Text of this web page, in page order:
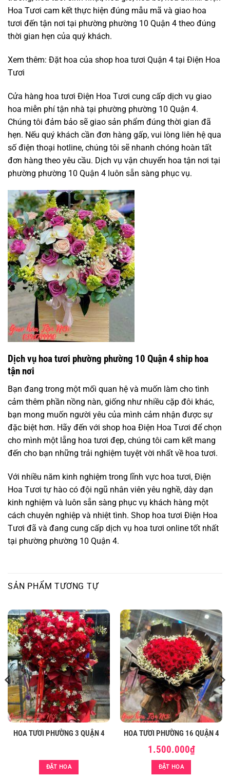
Hoa Tươi cam kết thực hiện đúng mẫu mã và giao hoa
tươi đến tận nơi tại phường phường 10 Quận 4 theo đúng
thời gian hẹn của quý khách.
Xem thêm: Đặt hoa của shop hoa tươi Quận 4 tại Điện Hoa
Tươi
Cửa hàng hoa tươi Điện Hoa Tươi cung cấp dịch vụ giao
hoa miễn phí tận nhà tại phường phường 10 Quận 4.
Chúng tôi đảm bảo sẽ giao sản phẩm đúng thời gian đã
hẹn. Nếu quý khách cần đơn hàng gấp, vui lòng liên hệ qua
số điện thoại hotline, chúng tôi sẽ nhanh chóng hoàn tất
đơn hàng theo yêu cầu. Dịch vụ vận chuyển hoa tận nơi tại
phường phường 10 Quận 4 luôn sẵn sàng phục vụ.
Dịch vụ hoa tươi phường phường 10 Quận 4 ship hoa
tận nơi
Bạn đang trong một mối quan hệ và muốn làm cho tình
cảm thêm phần nồng nàn, giống như nhiều cặp đôi khác,
bạn mong muốn người yêu của mình cảm nhận được sự
đặc biệt hơn. Hãy đến với shop hoa Điện Hoa Tươi để chọn
cho mình một lẵng hoa tươi đẹp, chúng tôi cam kết mang
đến cho bạn những trải nghiệm tuyệt vời nhất về hoa tươi.
Với nhiều năm kinh nghiệm trong lĩnh vực hoa tươi, Điện
Hoa Tươi tự hào có đội ngũ nhân viên yêu nghề, dày dạn
kinh nghiệm và luôn sẵn sàng phục vụ khách hàng một
cách chuyên nghiệp và nhiệt tình. Shop hoa tươi Điện Hoa
Tươi đã và đang cung cấp dịch vụ hoa tươi online tốt nhất
tại phường phường 10 Quận 4.
SẢN PHẨM TƯƠNG TỰ
HOA TƯƠI PHƯỜNG 3 QUẬN 4
ĐẶT HOA
HOA TƯƠI PHƯỜNG 16 QUẬN 4
1.500.000₫
ĐẶT HOA